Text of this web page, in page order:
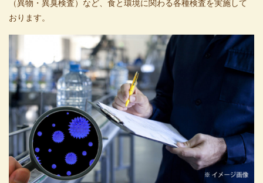
（異物・異臭検査）など、食と環境に関わる各種検査を実施して
おります。